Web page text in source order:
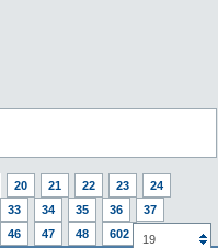
20 21 22 23
24
33 34 35 36
37
46 47 48 602 19